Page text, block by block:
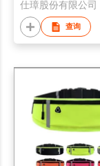
仕璋股份有限公司
查询